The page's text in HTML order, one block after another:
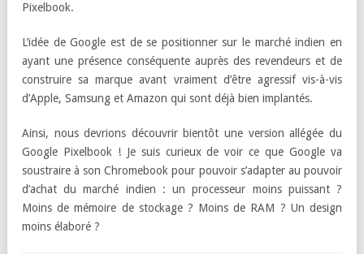
Pixelbook.
L’idée de Google est de se positionner sur le marché indien en
ayant une présence conséquente auprès des revendeurs et de
construire sa marque avant vraiment d’être agressif vis-à-vis
d’Apple, Samsung et Amazon qui sont déjà bien implantés.
Ainsi, nous devrions découvrir bientôt une version allégée du
Google Pixelbook ! Je suis curieux de voir ce que Google va
soustraire à son Chromebook pour pouvoir s’adapter au pouvoir
d’achat du marché indien : un processeur moins puissant ?
Moins de mémoire de stockage ? Moins de RAM ? Un design
moins élaboré ?